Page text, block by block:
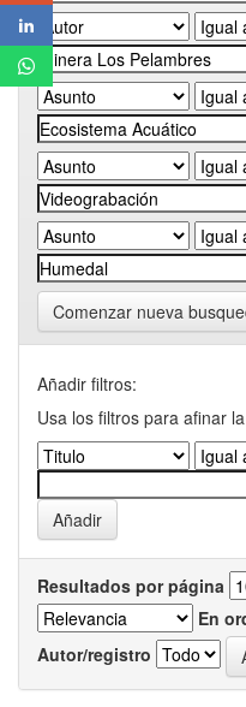
Comenzar nueva
Añadir filtros:
Usa los filtros para afinar
Resultados por página
En
Autor/registro